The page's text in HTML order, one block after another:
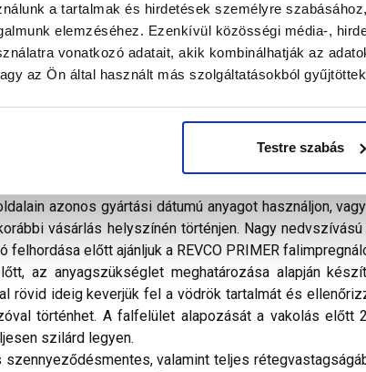
a tartalmak és hirdetések személyre
elemzéséhez. Ezenkívül közösségi média-,
vonatkozó adatait, akik kombinálhatják az
az Ön által használt más szolgáltatásokból
Testre szabás
információkat talál a termékkel kapcsolatban. Kérjük,
kimagaslóan jól feldolgozható, vízzel hígítható,
adalékokat tartalmaz és az UV-sugárzást
külső, illetve belső falazatainak díszítésére,
ásványi anyagokat tartalmaz, ezért
azonos gyártási dátumú anyagot használjon,
vásárlás helyszínén történjen. Nagy
felhordása előtt ajánljuk a REVCO PRIMER
az anyagszükséglet meghatározása alapján
rövid ideig keverjük fel a vödrök tartalmát és
történhet. A falfelület alapozását a vakolás
szilárd legyen.
valamint teljes